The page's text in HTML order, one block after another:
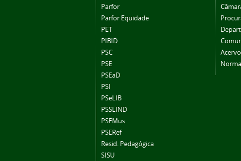
Parfor
Parfor Equidade
PET
PIBID
PSC
PSE
PSEaD
PSI
PSeLIB
PSSLIND
PSEMus
PSERef
Resid. Pedagógica
SISU